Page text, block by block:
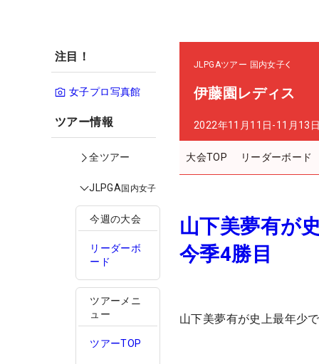
注目！
女子プロ写真館
ツアー情報
全ツアー
JLPGA国内女子
今週の大会
リーダーボ
ード
ツアーメニ
ュー
ツアーTOP
JLPGAツアー 国内女子
伊藤園レディス
2022年11月11日-11月13
大会TOP リーダーボード
山下美夢有が
今季4勝目
山下美夢有が史上最年少